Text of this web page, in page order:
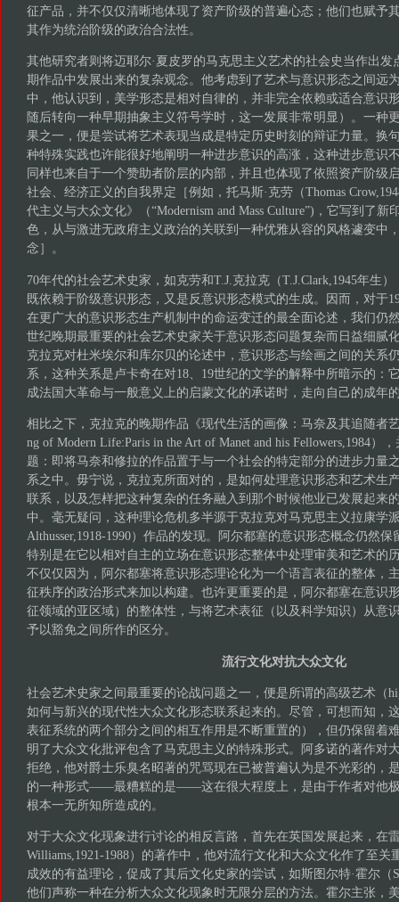
征产品，并不仅仅清晰地体现了资产阶级的普遍心态；他们也赋予
其作为统治阶级的政治合法性。
其他研究者则将迈耶尔·夏皮罗的马克思主义艺术的社会史当作出发
期作品中发展出来的复杂观念。他考虑到了艺术与意识形态之间远
中，他认识到，美学形态是相对自律的，并非完全依赖或适合意识
随后转向一种早期抽象主义符号学时，这一发展非常明显）。一种
果之一，便是尝试将艺术表现当成是特定历史时刻的辩证力量。换
种特殊实践也许能很好地阐明一种进步意识的高涨，这种进步意识
同样也来自于一个赞助者阶层的内部，并且也体现了依照资产阶级
社会、经济正义的自我界定［例如，托马斯·克劳（Thomas
代主义与大众文化》（“Modernism and Mass Culture”)，它写到了新
色，从与激进无政府主义政治的关联到一种优雅从容的风格遽变中
念］。
70年代的社会艺术史家，如克劳和T.J.克拉克（T.J.Clark,1945年生
既依赖于阶级意识形态，又是反意识形态模式的生成。因而，对于
在更广大的意识形态生产机制中的命运变迁的最全面论述，我们
世纪晚期最重要的社会艺术史家关于意识形态问题复杂而日益细腻
克拉克对杜米埃尔和库尔贝的论述中，意识形态与绘画之间的关系
系，这种关系是卢卡奇在对18、19世纪的文学的解释中所暗示的：
成法国大革命与一般意义上的启蒙文化的承诺时，走向自己的成年
相比之下，克拉克的晚期作品《现代生活的画像：马奈及其追随者
ng of Modern Life:Paris in the Art of Manet and his Fellowers,1984）
题：即将马奈和修拉的作品置于与一个社会的特定部分的进步力量
系之中。毋宁说，克拉克所面对的，是如何处理意识形态和艺术生
联系，以及怎样把这种复杂的任务融入到那个时候他业已发展起来
中。毫无疑问，这种理论危机多半源于克拉克对马克思主义拉康学
Althusser,1918-1990）作品的发现。阿尔都塞的意识形态概念仍然
特别是在它以相对自主的立场在意识形态整体中处理审美和艺术的
不仅仅因为，阿尔都塞将意识形态理论化为一个语言表征的整体，
征秩序的政治形式来加以构建。也许更重要的是，阿尔都塞在意识
征领域的亚区域）的整体性，与将艺术表征（以及科学知识）从意
予以豁免之间所作的区分。
流行文化对抗大众文化
社会艺术史家之间最重要的论战问题之一，便是所谓的高级艺术（
如何与新兴的现代性大众文化形态联系起来的。尽管，可想而知，
表征系统的两个部分之间的相互作用是不断重置的），但仍保留着
明了大众文化批评包含了马克思主义的特殊形式。阿多诺的著作对
拒绝，他对爵士乐臭名昭著的咒骂现在已被普遍认为是不光彩的，
的一种形式——最糟糕的是——这在很大程度上，是由于作者对他
根本一无所知所造成的。
对于大众文化现象进行讨论的相反言路，首先在英国发展起来，在
Williams,1921-1988）的著作中，他对流行文化和大众文化作了至关
成效的有益理论，促成了其后文化史家的尝试，如斯图尔特·霍尔（
他们声称一种在分析大众文化现象时无限分层的方法。霍尔主张，